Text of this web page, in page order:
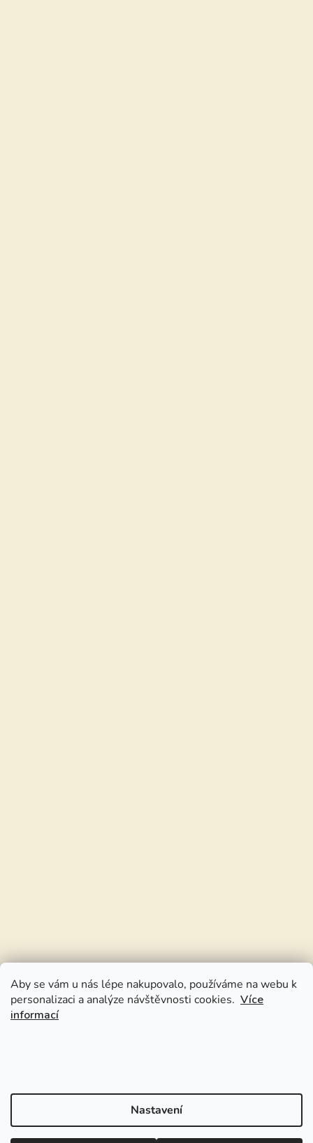
Aby se vám u nás lépe nakupovalo, používáme na webu k
personalizaci a analýze návštěvnosti cookies. Více
informací
Nastavení